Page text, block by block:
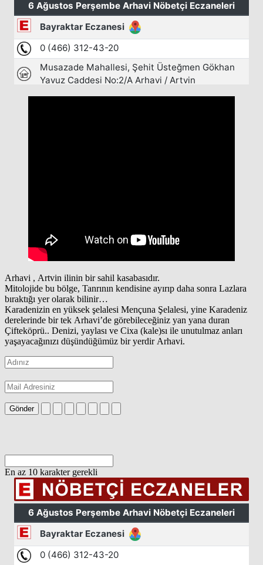
Arhavi , Artvin ilinin bir sahil kasabasıdır.
Mitolojide bu bölge, Tanrının kendisine ayırıp daha sonra Lazlara
bıraktığı yer olarak bilinir…
Karadenizin en yüksek şelalesi Mençuna Şelalesi, yine Karadeniz
derelerinde bir tek Arhavi’de görebileceğiniz yan yana duran
Çifteköprü.. Denizi, yaylası ve Cixa (kale)sı ile unutulmaz anları
yaşayacağınızı düşündüğümüz bir yerdir Arhavi.
Gönder
En az 10 karakter gerekli